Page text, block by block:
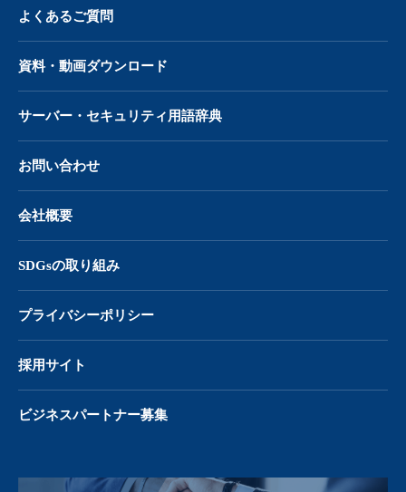
よくあるご質問
資料・動画ダウンロード
サーバー・ セキュリティ用語辞典
お問い合わせ
会社概要
SDGsの取り組み
プライバシーポリシー
採用サイト
ビジネスパートナー募集